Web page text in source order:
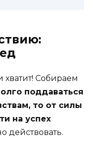
Собираем
поддаваться
то от силы
на успех
действовать.